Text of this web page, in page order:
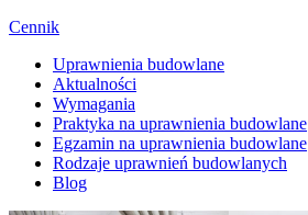
Cennik
Uprawnienia budowlane
Aktualności
Wymagania
Praktyka na uprawnienia budowlane
Egzamin na uprawnienia budowlane
Rodzaje uprawnień budowlanych
Blog